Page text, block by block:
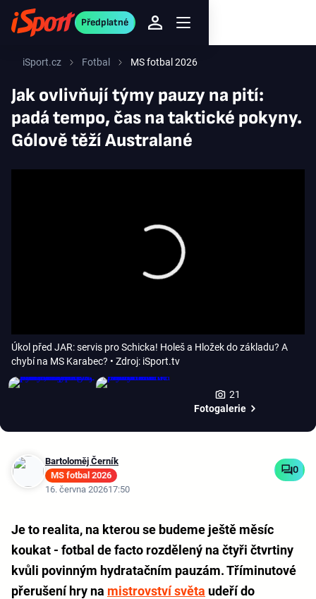
Předplatné
iSport.cz Fotbal MS fotbal 2026
Jak ovlivňují týmy pauzy na pití:
padá tempo, čas na taktické pokyny.
Gólově těží Australané
Úkol před JAR: servis pro Schicka! Holeš a Hložek do základu? A
chybí na MS Karabec? • Zdroj: iSport.tv
21
Fotogalerie
Bartoloměj Černík
MS fotbal 2026
16. června 202617:50
0
Je to realita, na kterou se budeme ještě měsíc
koukat - fotbal de facto rozdělený na čtyři čtvrtiny
kvůli povinným hydratačním pauzám. Tříminutové
přerušení hry na mistrovství světa udeří do